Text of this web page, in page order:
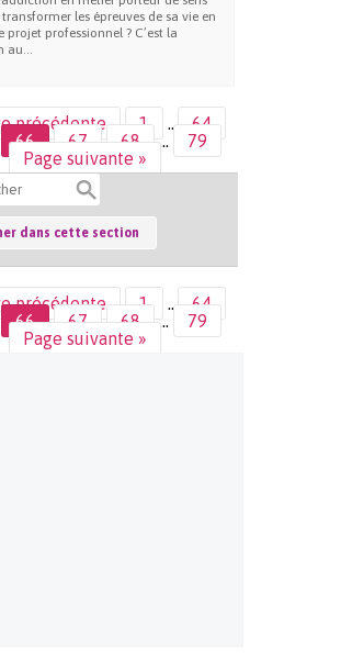
les épreuves de sa vie en
projet professionnel ? C’est la
au...
précédente 1 …
64
66 67 68 …
79
Page suivante »
précédente 1 …
64
66 67 68 …
79
Page suivante »